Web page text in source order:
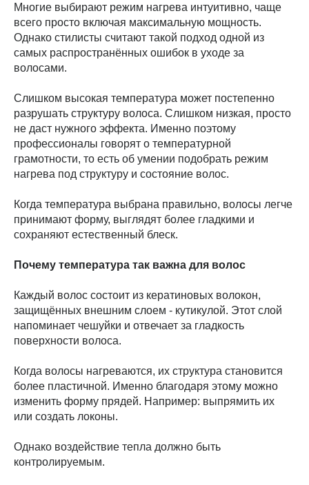
Многие выбирают режим нагрева интуитивно, чаще
всего просто включая максимальную мощность.
Однако стилисты считают такой подход одной из
самых распространённых ошибок в уходе за
волосами.
Слишком высокая температура может постепенно
разрушать структуру волоса. Слишком низкая, просто
не даст нужного эффекта. Именно поэтому
профессионалы говорят о температурной
грамотности, то есть об умении подобрать режим
нагрева под структуру и состояние волос.
Когда температура выбрана правильно, волосы легче
принимают форму, выглядят более гладкими и
сохраняют естественный блеск.
Почему температура так важна для волос
Каждый волос состоит из кератиновых волокон,
защищённых внешним слоем - кутикулой. Этот слой
напоминает чешуйки и отвечает за гладкость
поверхности волоса.
Когда волосы нагреваются, их структура становится
более пластичной. Именно благодаря этому можно
изменить форму прядей. Например: выпрямить их
или создать локоны.
Однако воздействие тепла должно быть
контролируемым.